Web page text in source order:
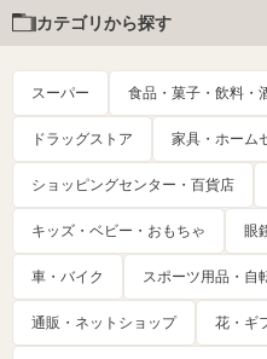
カテゴリから探す
スーパー 食品・菓子・飲料・
ドラッグストア 家具・ホーム
ショッピングセンター・百貨店
キッズ・ベビー・おもちゃ 眼
車・バイク スポーツ用品・自
通販・ネットショップ 花・ギ